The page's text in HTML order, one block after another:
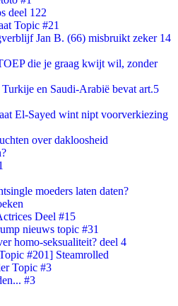
deel 122
Topic #21
Jan B. (66) misbruikt zeker 14
die je graag kwijt wil, zonder
en Saudi-Arabië bevat art.5
El-Sayed wint nipt voorverkiezing
over dakloosheid
moeders laten daten?
Deel #15
nieuws topic #31
homo-seksualiteit? deel 4
#201] Steamrolled
Topic #3
#3